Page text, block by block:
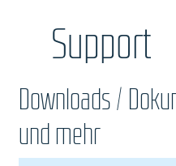
Support
Downloads /
und mehr